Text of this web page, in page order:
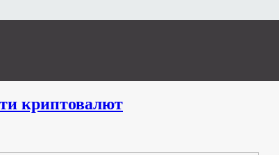
криптовалют